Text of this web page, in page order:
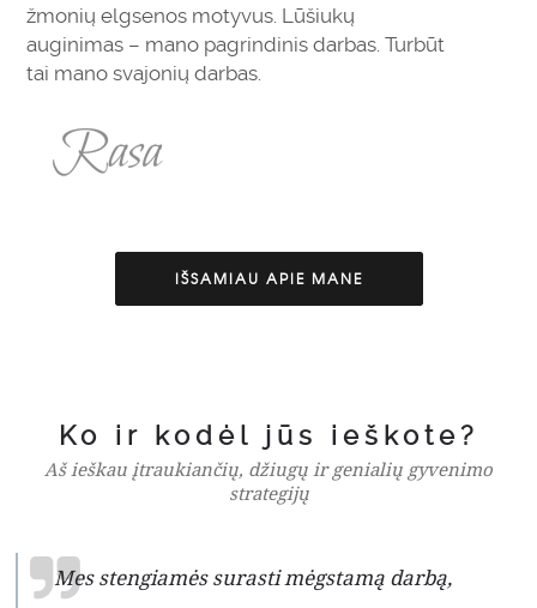
žmonių elgsenos motyvus. Lūšiukų
auginimas – mano pagrindinis darbas. Turbūt
tai mano svajonių darbas.
IŠSAMIAU APIE MANE
Ko ir kodėl jūs ieškote?
Aš ieškau įtraukiančių, džiugų ir genialių gyvenimo
strategijų
Mes stengiamės surasti mėgstamą darbą,